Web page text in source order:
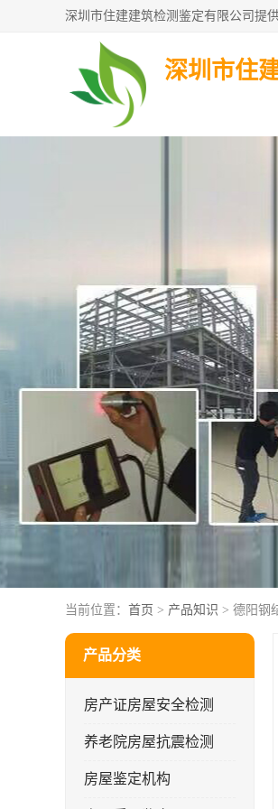
深圳市住
当前位置： 首页 > 产品知识 > 德阳钢
产品分类
房产证房屋安全检测
养老院房屋抗震检测
房屋鉴定机构